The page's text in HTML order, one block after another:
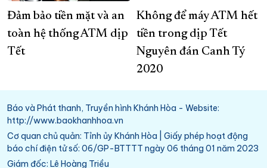
Đảm bảo tiền mặt và an
toàn hệ thống ATM dịp
Tết
Không để máy ATM hết
tiền trong dịp Tết
Nguyên đán Canh Tý
2020
Báo và Phát thanh, Truyền hình Khánh Hòa - Website:
http://www.baokhanhhoa.vn
Cơ quan chủ quản: Tỉnh ủy Khánh Hòa | Giấy phép hoạt động
báo chí điện tử số: 06/GP-BTTTT ngày 06 tháng 01 năm 2023
Giám đốc: Lê Hoàng Triều